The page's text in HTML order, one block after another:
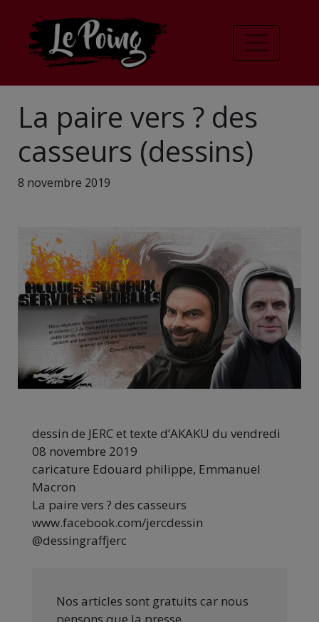
La paire vers ? des
casseurs (dessins)
8 novembre 2019
dessin de JERC et texte d’AKAKU du vendredi
08 novembre 2019
caricature Edouard philippe, Emmanuel
Macron
La paire vers ? des casseurs
www.facebook.com/jercdessin
@dessingraffjerc
Nos articles sont gratuits car nous